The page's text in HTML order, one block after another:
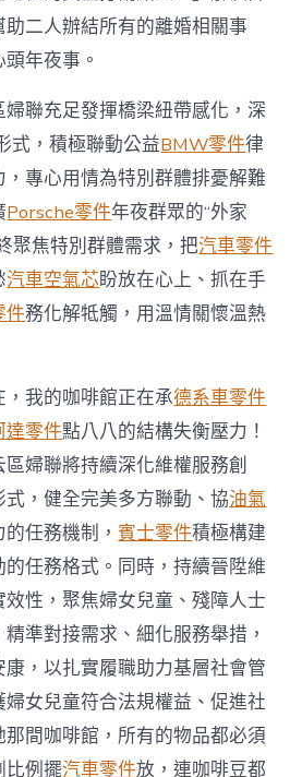
助二人辦結所有的離婚相關事
年夜事。
聯充足發揮橋梁紐帶感化，深
式，積極聯動公益BMW零件律
專心用情為特別群體排憂解難
Porsche零件年夜群眾的“外家
聚焦特別群體需求，把汽車零件
汽車空氣芯盼放在心上、抓在手
件務化解牴觸，用溫情關懷溫熱
我的咖啡館正在承德系車零件
達零件點八八的結構失衡壓力！
婦聯將持續深化維權服務創
，健全完美多方聯動、協油氣
的任務機制，賓士零件積極構建
任務格式。同時，持續晉陞維
性，聚焦婦女兒童、殘障人士
精準對接需求、細化服務舉措，
，以扎實履職助力基層社會管
婦女兒童符合法規權益、促進社
間咖啡館，所有的物品都必須
比例擺汽車零件放，連咖啡豆都